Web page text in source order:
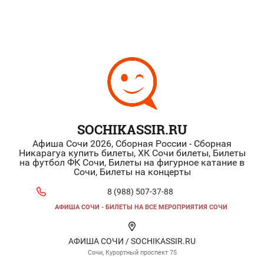
SOCHIKASSIR.RU
Афиша Сочи 2026, Сборная России - Сборная
Никарагуа купить билеты, ХК Сочи билеты, Билеты
на футбол ФК Сочи, Билеты на фигурное катание в
Сочи, Билеты на концерты
8 (988) 507-37-88
АФИША СОЧИ - БИЛЕТЫ НА ВСЕ МЕРОПРИЯТИЯ СОЧИ
АФИША СОЧИ / SOCHIKASSIR.RU
Сочи, Курортный проспект 75